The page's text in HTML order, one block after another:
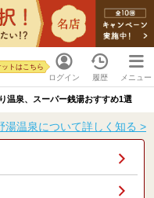
ログイン
トはこちら
履歴 メニュー
温泉、スーパー銭湯おすすめ1選
湯温泉について詳しく知る >